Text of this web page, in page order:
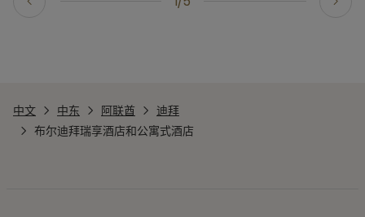
中文 中东 阿联酋
迪拜
布尔迪拜瑞享酒店和公寓式酒店